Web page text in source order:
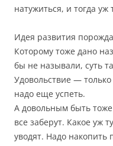
натужиться, и тогда уж
Идея развития
Которому тоже дано
бы не называли, суть
Удовольствие — только
надо еще успеть.
А довольным быть
все заберут. Какое уж
уводят. Надо